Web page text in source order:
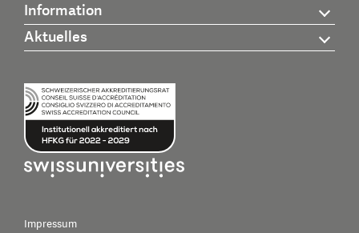
Information
Aktuelles
Impressum